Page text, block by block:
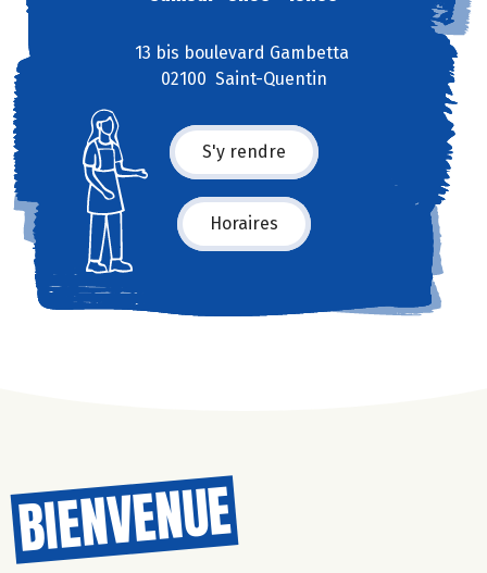
13 bis boulevard Gambetta
02100 Saint-Quentin
S'y rendre
Horaires
BIENVENUE